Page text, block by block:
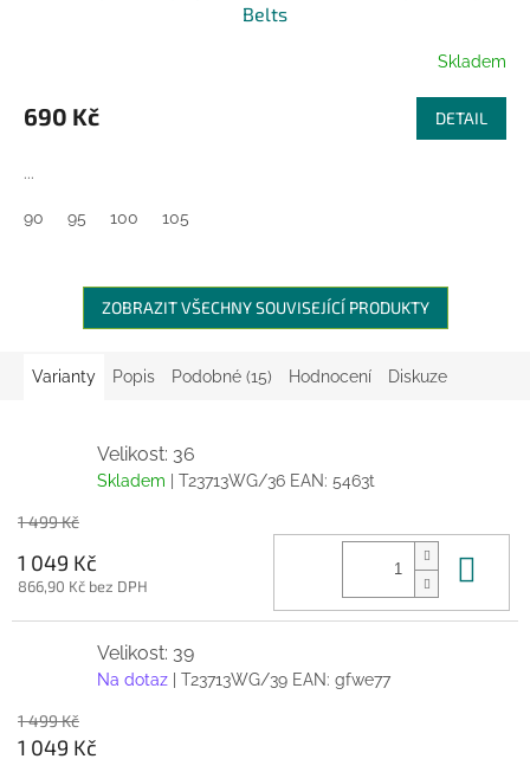
Belts
Skladem
690 Kč DETAIL
...
90 95 100 105
ZOBRAZIT VŠECHNY SOUVISEJÍCÍ PRODUKTY
Varianty Popis Podobné (15) Hodnocení Diskuze
Velikost: 36
Skladem | T23713WG/36 EAN: 5463t
1 499 Kč
1 049 Kč
866,90 Kč bez DPH
Velikost: 39
Na dotaz | T23713WG/39 EAN: gfwe77
1 499 Kč
1 049 Kč